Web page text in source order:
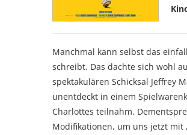
Manchmal kann selbst das
schreibt. Das dachte sich wohl
spektakulären Schicksal Jeffrey
unentdeckt in einem
Charlottes teilnahm.
Modifikationen, um uns jetzt mit